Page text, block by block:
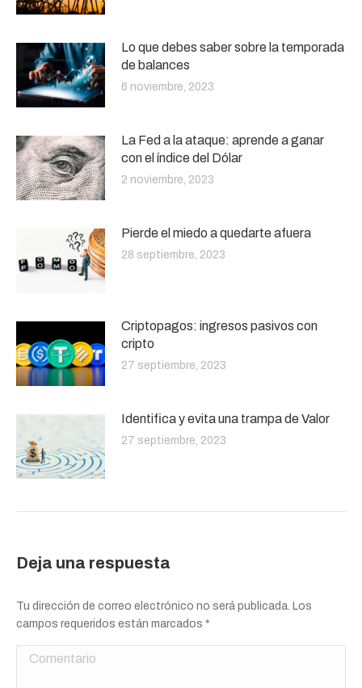
Lo que debes saber sobre la temporada
de balances
6 noviembre, 2023
La Fed a la ataque: aprende a ganar
con el índice del Dólar
2 noviembre, 2023
Pierde el miedo a quedarte afuera
28 septiembre, 2023
Criptopagos: ingresos pasivos con
cripto
27 septiembre, 2023
Identifica y evita una trampa de Valor
27 septiembre, 2023
Deja una respuesta
Tu dirección de correo electrónico no será publicada. Los
campos requeridos están marcados *
Comentario